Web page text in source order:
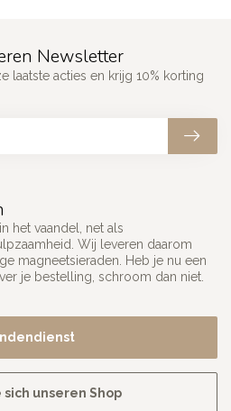
het vaandel, net als
Wij leveren daarom
magneetsieraden. Heb je nu een
je bestelling, schroom dan niet.
sich unseren Shop
Newsletter
laatste acties en krijg 10% korting